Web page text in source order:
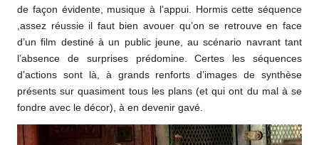
de façon évidente, musique à l’appui. Hormis cette séquence
,assez réussie il faut bien avouer qu’on se retrouve en face
d’un film destiné à un public jeune, au scénario navrant tant
l’absence de surprises prédomine. Certes les séquences
d’actions sont là, à grands renforts d’images de synthèse
présents sur quasiment tous les plans (et qui ont du mal à se
fondre avec le décor), à en devenir gavé.